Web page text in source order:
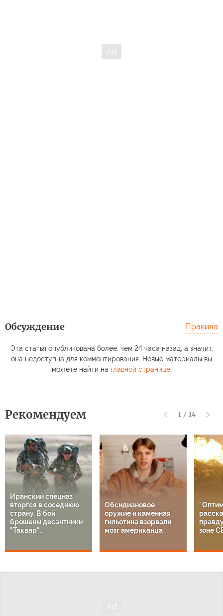
Обсуждение Правила
Эта статья опубликована более, чем 24 часа назад, а значит,
она недоступна для комментирования. Новые материалы вы
можете найти на главной странице.
Рекомендуем 1 / 14
Иранский спецназ
вторгся в соседнюю
страну. В бой
брошены десантники
"Таквар"...
Обсидиановое
оружие и каменная
гильотина взорвали
мозг американца
зоне